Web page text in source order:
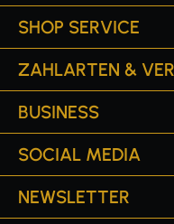
SHOP SERVICE
ZAHLARTEN &
BUSINESS
SOCIAL MEDIA
NEWSLETTER